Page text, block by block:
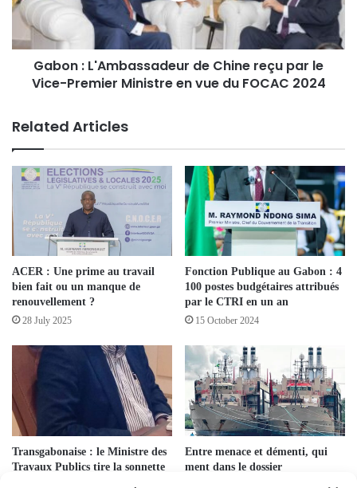
Gabon : L'Ambassadeur de Chine reçu par le
Vice-Premier Ministre en vue du FOCAC 2024
Related Articles
ACER : Une prime au travail
bien fait ou un manque de
renouvellement ?
28 July 2025
Fonction Publique au Gabon : 4
100 postes budgétaires attribués
par le CTRI en un an
15 October 2024
Transgabonaise : le Ministre des
Travaux Publics tire la sonnette
Entre menace et démenti, qui
ment dans le dossier